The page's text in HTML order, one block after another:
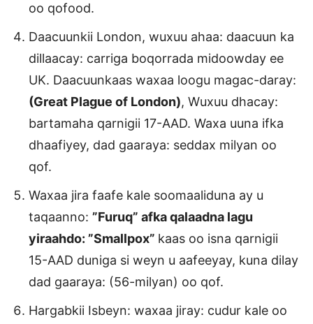
oo qofood.
Daacuunkii London, wuxuu ahaa: daacuun ka
dillaacay: carriga boqorrada midoowday ee
UK. Daacuunkaas waxaa loogu magac-daray:
(Great Plague of London), Wuxuu dhacay:
bartamaha qarnigii 17-AAD. Waxa uuna ifka
dhaafiyey, dad gaaraya: seddax milyan oo
qof.
Waxaa jira faafe kale soomaaliduna ay u
taqaanno: ”Furuq” afka qalaadna lagu
yiraahdo: ”Smallpox” kaas oo isna qarnigii
15-AAD duniga si weyn u aafeeyay, kuna dilay
dad gaaraya: (56-milyan) oo qof.
Hargabkii Isbeyn: waxaa jiray: cudur kale oo